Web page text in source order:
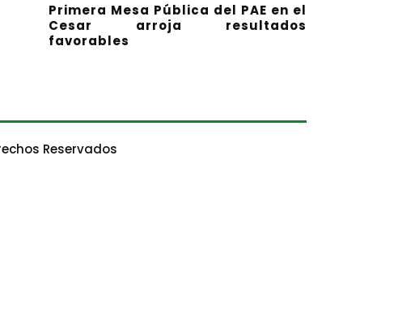
Primera Mesa Pública del PAE en el
Cesar arroja resultados
favorables
Reservados